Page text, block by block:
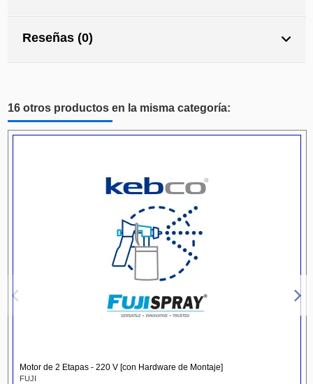
Reseñas (0)
16 otros productos en la misma categoría:
Motor de 2 Etapas - 220 V [con Hardware de Montaje]
FUJI